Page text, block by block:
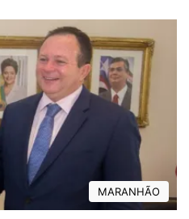
MARANHÃO